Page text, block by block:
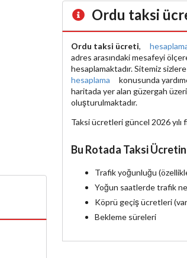
Ordu taksi
Ordu taksi ücreti,
adres arasındaki mesafeyi
hesaplamaktadır. Sitemiz
hesaplama
konusunda
haritada yer alan güzergah
oluşturulmaktadır.
Taksi ücretleri güncel 2026 yılı
Bu Rotada Taksi
Trafik yoğunluğu
Yoğun saatlerde trafik
Köprü geçiş ücretleri
Bekleme süreleri